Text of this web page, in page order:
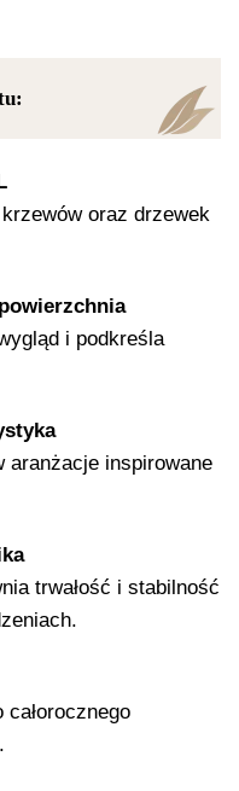
oraz drzewek
i podkreśla
aranżacje inspirowane
trwałość i stabilność